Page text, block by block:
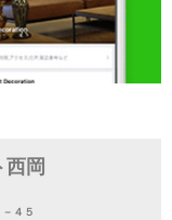
西岡
４５